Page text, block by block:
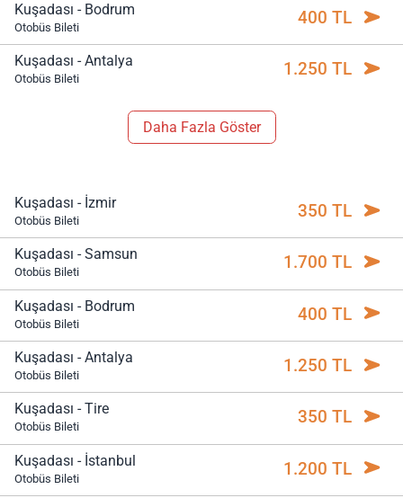
Kuşadası - Bodrum
Otobüs Bileti 400 TL
Kuşadası - Antalya
Otobüs Bileti 1.250 TL
Daha Fazla Göster
Kuşadası - İzmir
Otobüs Bileti 350 TL
Kuşadası - Samsun
Otobüs Bileti 1.700 TL
Kuşadası - Bodrum
Otobüs Bileti 400 TL
Kuşadası - Antalya
Otobüs Bileti 1.250 TL
Kuşadası - Tire
Otobüs Bileti 350 TL
Kuşadası - İstanbul
Otobüs Bileti 1.200 TL